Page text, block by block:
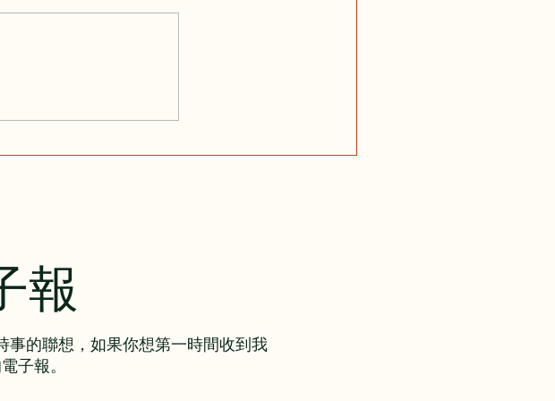
報
的聯想，如果你想第一時間收到我
子報。